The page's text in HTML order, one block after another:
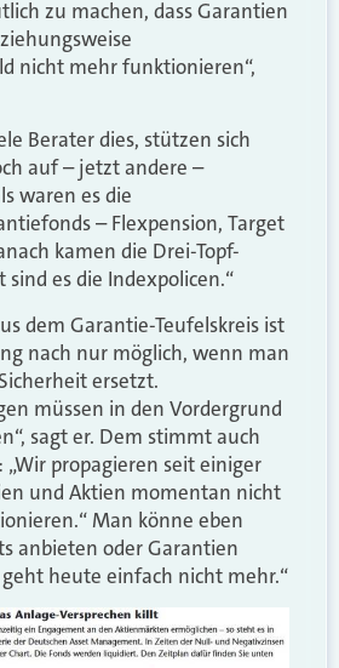
zu machen, dass Garantien
nicht mehr funktionieren“,
Berater dies, stützen sich
auf – jetzt andere –
waren es die
– Flexpension, Target
kamen die Drei-Topf-
es die Indexpolicen.“
dem Garantie-Teufelskreis ist
nach nur möglich, wenn man
ersetzt.
müssen in den Vordergrund
sagt er. Dem stimmt auch
„Wir propagieren seit einiger
und Aktien momentan nicht
Man könne eben
anbieten oder Garantien
geht heute einfach nicht mehr.“